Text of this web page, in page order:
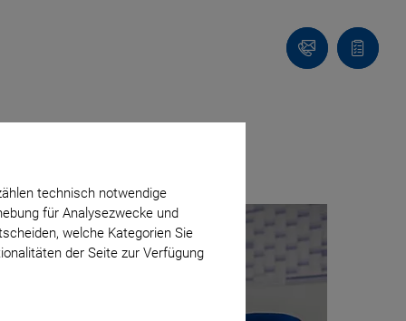
technisch notwendige
für Analysezwecke und
welche Kategorien Sie
der Seite zur Verfügung
Kontakt